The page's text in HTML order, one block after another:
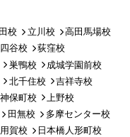
校 立川校
高田馬場校
四谷校
荻窪校
巣鴨校
成城学園前校
北千住校
吉祥寺校
神保町校
上野校
田無校
多摩センター校
用賀校
日本橋人形町校